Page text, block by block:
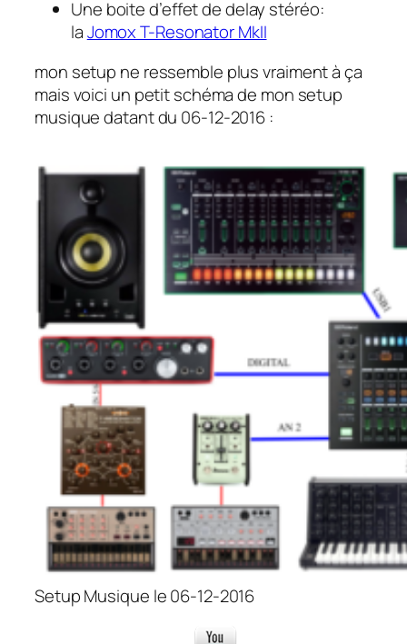
Une boite d’effet de delay stéréo:
laJomox T-Resonator MkII
mon setup ne ressemble plus vraiment à ça
mais voici un petit schéma de mon setup
musique datant du 06-12-2016 :
Setup Musique le 06-12-2016